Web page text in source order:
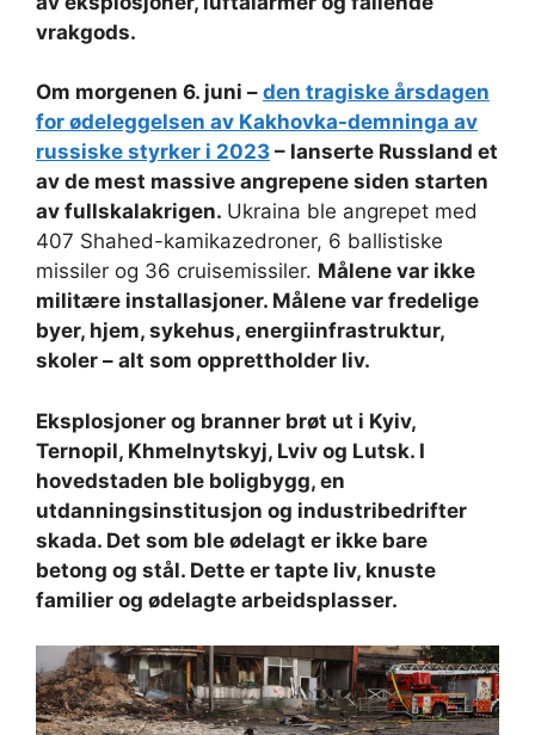
vrakgods.
Om morgenen 6. juni – den tragiske årsdagen
for ødeleggelsen av Kakhovka-demninga av
russiske styrker i 2023 – lanserte Russland et
av de mest massive angrepene siden starten
av fullskalakrigen. Ukraina ble angrepet med
407 Shahed-kamikazedroner, 6 ballistiske
missiler og 36 cruisemissiler. Målene var ikke
militære installasjoner. Målene var fredelige
byer, hjem, sykehus, energiinfrastruktur,
skoler – alt som opprettholder liv.
Eksplosjoner og branner brøt ut i Kyiv,
Ternopil, Khmelnytskyj, Lviv og Lutsk. I
hovedstaden ble boligbygg, en
utdanningsinstitusjon og industribedrifter
skada. Det som ble ødelagt er ikke bare
betong og stål. Dette er tapte liv, knuste
familier og ødelagte arbeidsplasser.